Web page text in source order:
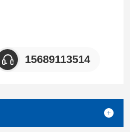
15689113514